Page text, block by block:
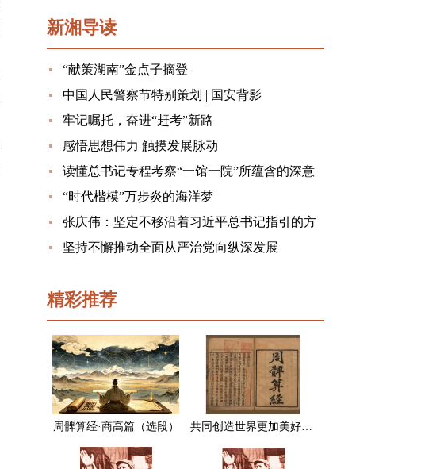
新湘导读
“献策湖南”金点子摘登
中国人民警察节特别策划 | 国安背影
牢记嘱托，奋进“赶考”新路
感悟思想伟力 触摸发展脉动
读懂总书记专程考察“一馆一院”所蕴含的深意
“时代楷模”万步炎的海洋梦
张庆伟：坚定不移沿着习近平总书记指引的方
向前进 凝心聚力奋进新征程建功新时代谱写新
坚持不懈推动全面从严治党向纵深发展
精彩推荐
周髀算经·商高篇（选段） 共同创造世界更加美好的未来